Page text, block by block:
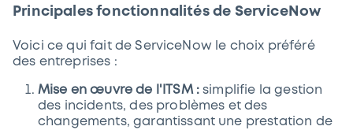
Principales fonctionnalités de ServiceNow
Voici ce qui fait de ServiceNow le choix préféré
des entreprises :
Mise en œuvre de l'ITSM : simplifie la gestion
des incidents, des problèmes et des
changements, garantissant une prestation de